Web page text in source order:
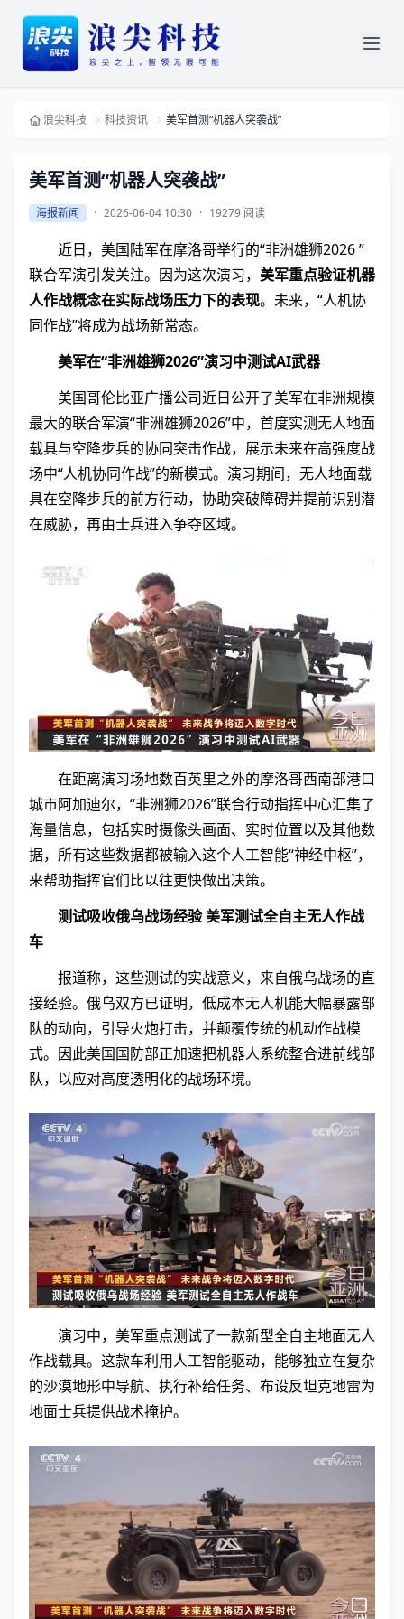
浪尖科技 科技资讯 美军首测“机器人突袭战”
美军首测“机器人突袭战”
海报新闻 · 2026-06-04 10:30 · 19279 阅读
近日，美国陆军在摩洛哥举行的“非洲雄狮2026 ”
联合军演引发关注。因为这次演习， 美军重点验证机器
人作战概念在实际战场压力下的表现。未来，“人机协
同作战”将成为战场新常态。
美军在“非洲雄狮2026”演习中测试AI武器
美国哥伦比亚广播公司近日公开了美军在非洲规模
最大的联合军演“非洲雄狮2026”中，首度实测无人地面
载具与空降步兵的协同突击作战，展示未来在高强度战
场中“人机协同作战”的新模式。演习期间，无人地面载
具在空降步兵的前方行动，协助突破障碍并提前识别潜
在威胁，再由士兵进入争夺区域。
在距离演习场地数百英里之外的摩洛哥西南部港口
城市阿加迪尔，“非洲狮2026”联合行动指挥中心汇集了
海量信息，包括实时摄像头画面、实时位置以及其他数
据，所有这些数据都被输入这个人工智能“神经中枢”，
来帮助指挥官们比以往更快做出决策。
测试吸收俄乌战场经验 美军测试全自主无人作战
车
报道称，这些测试的实战意义，来自俄乌战场的直
接经验。俄乌双方已证明，低成本无人机能大幅暴露部
队的动向，引导火炮打击，并颠覆传统的机动作战模
式。因此美国国防部正加速把机器人系统整合进前线部
队，以应对高度透明化的战场环境。
演习中，美军重点测试了一款新型全自主地面无人
作战载具。这款车利用人工智能驱动，能够独立在复杂
的沙漠地形中导航、执行补给任务、布设反坦克地雷为
地面士兵提供战术掩护。